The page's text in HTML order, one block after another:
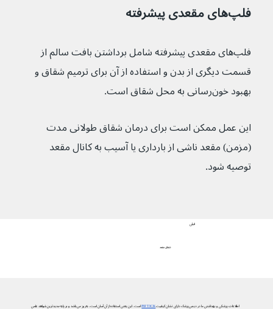
فلپ‌های مقعدی پیشرفته
فلپ‌های مقعدی پیشرفته شامل برداشتن بافت سالم از
قسمت دیگری از بدن و استفاده از آن برای ترمیم شقاق و
بهبود خون‌رسانی به محل شقاق است.
این عمل ممکن است برای درمان شقاق طولانی مدت
(مزمن) مقعد ناشی از بارداری یا آسیب به کانال مقعد
توصیه شود.
شقاق مقعد
قبلی
اطلاعات پزشکی و بهداشتی ما در دیجی‌پزشک دارای نشان کیفیتPIF TICKاست. این یعنی استفاده از آن آسان است، به‌روز می‌باشد و بر پایه جدیدترین شواهد علمی